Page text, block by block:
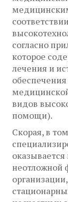
согласно
которое
лечения и
видов
помощи).
Скорая, в
неотложной